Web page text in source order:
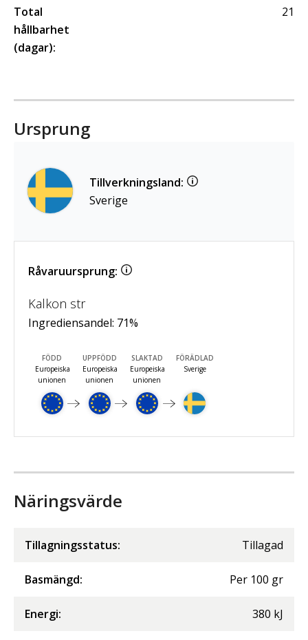
Total
hållbarhet
(dagar):
21
Ursprung
Tillverkningsland:
Sverige
Råvaruursprung:
Kalkon str
Ingrediensandel: 71%
FÖDD
Europeiska
unionen
UPPFÖDD
Europeiska
unionen
SLAKTAD
Europeiska
unionen
FÖRÄDLAD
Sverige
Näringsvärde
Tillagningsstatus: Tillagad
Basmängd: Per 100 gr
Energi: 380 kJ